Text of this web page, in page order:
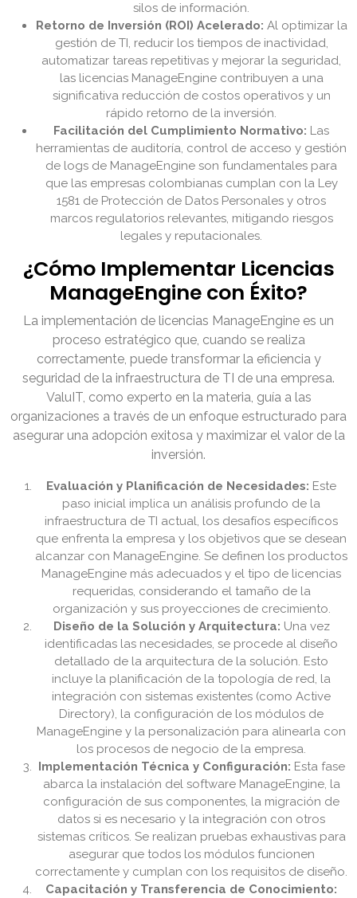
silos de información.
Retorno de Inversión (ROI) Acelerado: Al optimizar la
gestión de TI, reducir los tiempos de inactividad,
automatizar tareas repetitivas y mejorar la seguridad,
las licencias ManageEngine contribuyen a una
significativa reducción de costos operativos y un
rápido retorno de la inversión.
Facilitación del Cumplimiento Normativo: Las
herramientas de auditoría, control de acceso y gestión
de logs de ManageEngine son fundamentales para
que las empresas colombianas cumplan con la Ley
1581 de Protección de Datos Personales y otros
marcos regulatorios relevantes, mitigando riesgos
legales y reputacionales.
¿Cómo Implementar Licencias
ManageEngine con Éxito?
La implementación de licencias ManageEngine es un
proceso estratégico que, cuando se realiza
correctamente, puede transformar la eficiencia y
seguridad de la infraestructura de TI de una empresa.
ValuIT, como experto en la materia, guía a las
organizaciones a través de un enfoque estructurado para
asegurar una adopción exitosa y maximizar el valor de la
inversión.
Evaluación y Planificación de Necesidades: Este
paso inicial implica un análisis profundo de la
infraestructura de TI actual, los desafíos específicos
que enfrenta la empresa y los objetivos que se desean
alcanzar con ManageEngine. Se definen los productos
ManageEngine más adecuados y el tipo de licencias
requeridas, considerando el tamaño de la
organización y sus proyecciones de crecimiento.
Diseño de la Solución y Arquitectura: Una vez
identificadas las necesidades, se procede al diseño
detallado de la arquitectura de la solución. Esto
incluye la planificación de la topología de red, la
integración con sistemas existentes (como Active
Directory), la configuración de los módulos de
ManageEngine y la personalización para alinearla con
los procesos de negocio de la empresa.
Implementación Técnica y Configuración: Esta fase
abarca la instalación del software ManageEngine, la
configuración de sus componentes, la migración de
datos si es necesario y la integración con otros
sistemas críticos. Se realizan pruebas exhaustivas para
asegurar que todos los módulos funcionen
correctamente y cumplan con los requisitos de diseño.
Capacitación y Transferencia de Conocimiento: